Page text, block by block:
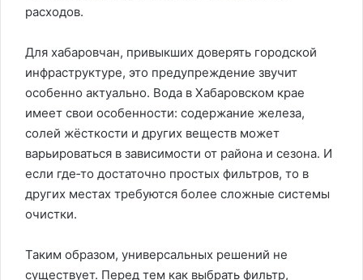
расходов.
Для хабаровчан, привыкших доверять городской
инфраструктуре, это предупреждение звучит
особенно актуально. Вода в Хабаровском крае
имеет свои особенности: содержание железа,
солей жёсткости и других веществ может
варьироваться в зависимости от района и сезона. И
если где‑то достаточно простых фильтров, то в
других местах требуются более сложные системы
очистки.
Таким образом, универсальных решений не
существует. Перед тем как выбрать фильтр,